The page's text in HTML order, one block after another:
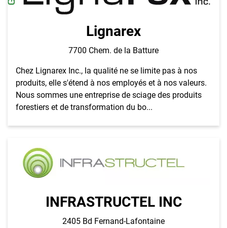
Lignarex
7700 Chem. de la Batture
Chez Lignarex Inc., la qualité ne se limite pas à nos
produits, elle s'étend à nos employés et à nos valeurs.
Nous sommes une entreprise de sciage des produits
forestiers et de transformation du bo...
INFRASTRUCTEL INC
2405 Bd Fernand-Lafontaine